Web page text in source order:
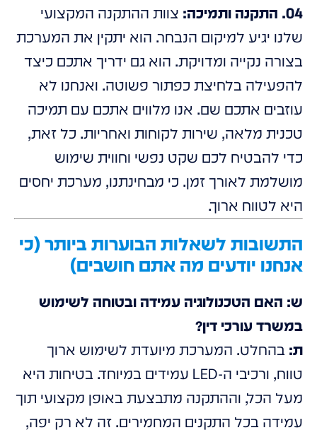
04. התקנה ותמיכה:
צוות ההתקנה המקצועי
שלנו יגיע למיקום הנבחר. הוא יתקין את המערכת
בצורה נקייה ומדויקת. הוא גם ידריך אתכם כיצד
להפעילה בלחיצת כפתור פשוטה. ואנחנו לא
עוזבים אתכם שם. אנו מלווים אתכם עם תמיכה
טכנית מלאה, שירות לקוחות ואחריות. כל זאת,
כדי להבטיח לכם שקט נפשי וחווית שימוש
מושלמת לאורך זמן. כי מבחינתנו, מערכת יחסים
היא לטווח ארוך.
התשובות לשאלות הבוערות ביותר (כי
אנחנו יודעים מה אתם חושבים)
ש: האם הטכנולוגיה עמידה ובטוחה לשימוש
במשרד עורכי דין?
ת: בהחלט. המערכת מיועדת לשימוש ארוך
טווח, ורכיבי ה-LED עמידים במיוחד. בטיחות היא
מעל הכל, וההתקנה מתבצעת באופן מקצועי תוך
עמידה בכל התקנים המחמירים. זה לא רק יפה,